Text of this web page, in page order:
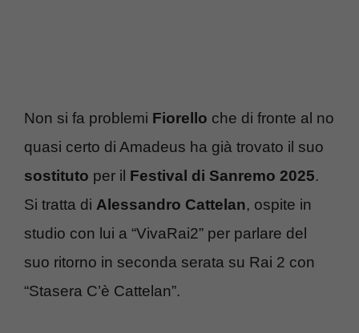
Non si fa problemi Fiorello che di fronte al no
quasi certo di Amadeus ha già trovato il suo
sostituto per il Festival di Sanremo 2025.
Si tratta di Alessandro Cattelan, ospite in
studio con lui a “VivaRai2” per parlare del
suo ritorno in seconda serata su Rai 2 con
“Stasera C’è Cattelan”.